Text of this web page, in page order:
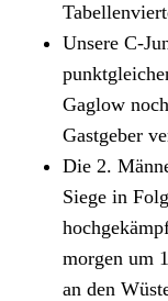
Unsere C-
Gaglow
Gastgeber
Die 2.
Siege in
morgen um
an den